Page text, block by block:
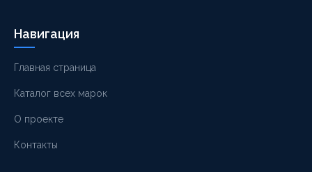
Навигация
Главная страница
Каталог всех марок
О проекте
Контакты